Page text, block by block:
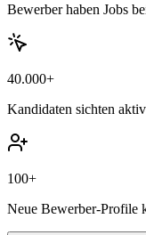
Bewerber haben Jobs
40.000+
Kandidaten sichten
100+
Neue Bewerber-Profile